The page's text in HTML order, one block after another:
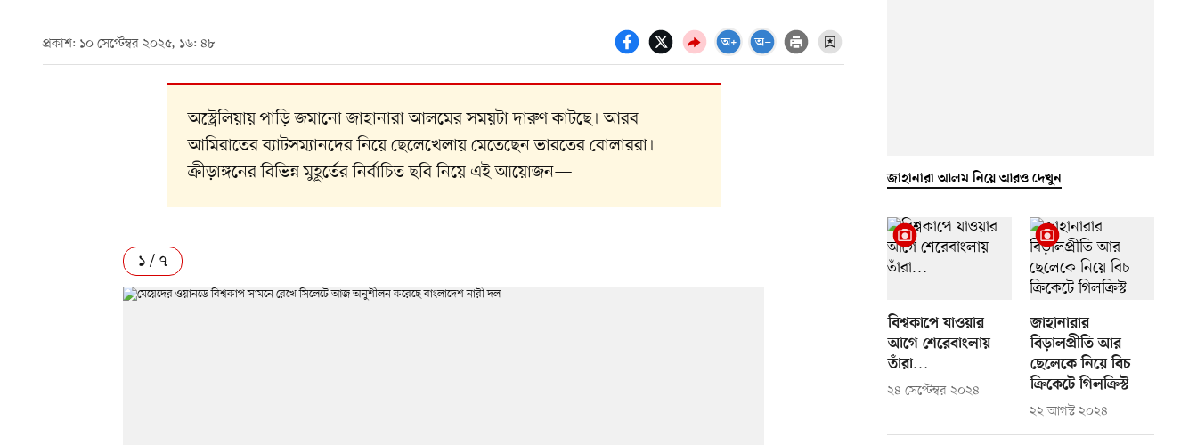
প্রকাশ: ১০ সেপ্টেম্বর ২০২৫, ১৬: ৪৮
অস্ট্রেলিয়ায় পাড়ি জমানো জাহানারা আলমের সময়টা দারুণ কাটছে। আরব
আমিরাতের ব্যাটসম্যানদের নিয়ে ছেলেখেলায় মেতেছেন ভারতের বোলাররা।
ক্রীড়াঙ্গনের বিভিন্ন মুহূর্তের নির্বাচিত ছবি নিয়ে এই আয়োজন—
১ / ৭
জাহানারা আলম নিয়ে আরও দেখুন
বিশ্বকাপে যাওয়ার
আগে শেরেবাংলায়
তাঁরা…
২৪ সেপ্টেম্বর ২০২৪
জাহানারার
বিড়ালপ্রীতি আর
ছেলেকে নিয়ে বিচ
ক্রিকেটে গিলক্রিস্ট
২২ আগস্ট ২০২৪